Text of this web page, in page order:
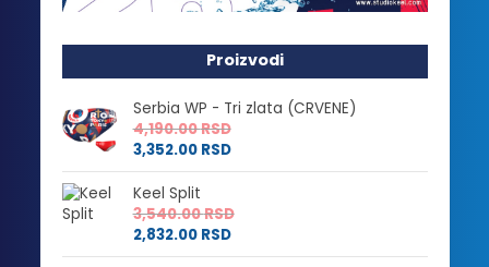
Proizvodi
Serbia WP - Tri zlata (CRVENE)
4,190.00RSD
3,352.00 RSD
Keel Split
3,540.00RSD
2,832.00 RSD